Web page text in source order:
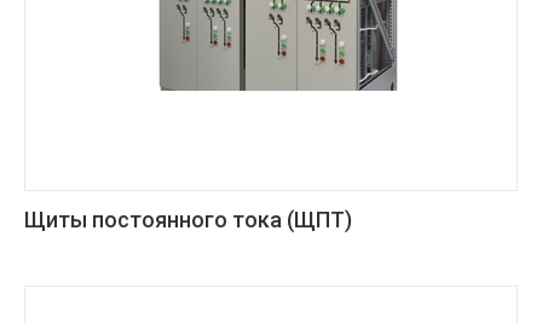
Щиты постоянного тока (ЩПТ)